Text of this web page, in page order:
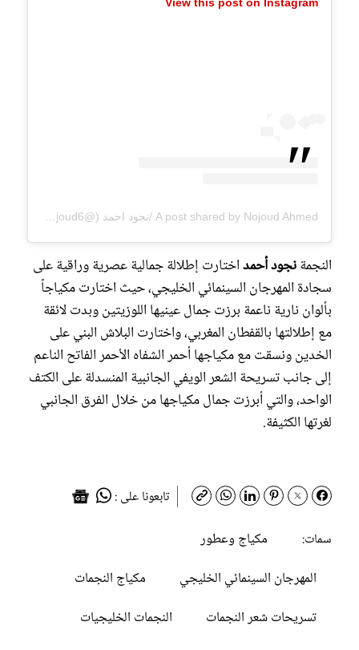
النجمةنجود أحمداختارت إطلالة جمالية عصرية وراقية على
سجادة المهرجان السينمائي الخليجي، حيث اختارت مكياجاً
بألوان نارية ناعمة برزت جمال عينيها اللوزيتين وبدت لائقة
مع إطلالتها بالقفطان المغربي، واختارت البلاش البني على
الخدين ونسقت مع مكياجها أحمر الشفاه الأحمر الفاتح الناعم
إلى جانب تسريحة الشعر الويفي الجانبية المنسدلة على الكتف
الواحد، والتي أبرزت جمال مكياجها من خلال الفرق الجانبي
لغرتها الكثيفة.
تابعونا على :
سمات:
مكياج وعطور
المهرجان السينمائي الخليجي
مكياج النجمات
تسريحات شعر النجمات
النجمات الخليجيات